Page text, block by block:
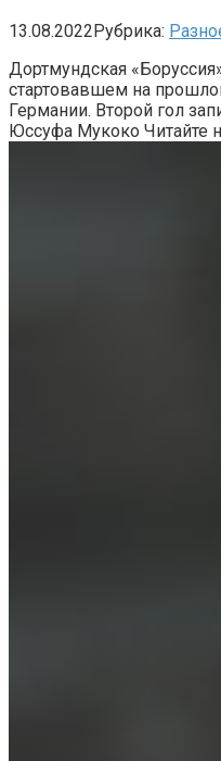
13.08.2022Рубрика:
Дортмундская
стартовавшем на
Германии. Второй гол
Юссуфа Мукоко Читайте